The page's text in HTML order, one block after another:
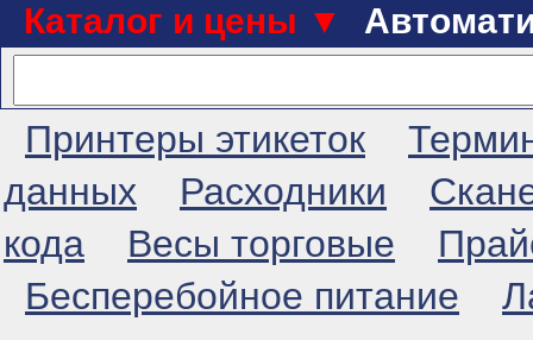
Каталог и цены ▼
Принтеры этикеток
данных
Расходники
кода
Весы торговые
Бесперебойное питание